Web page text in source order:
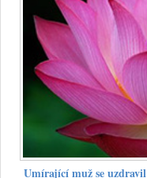
Umírající muž se uzdravil